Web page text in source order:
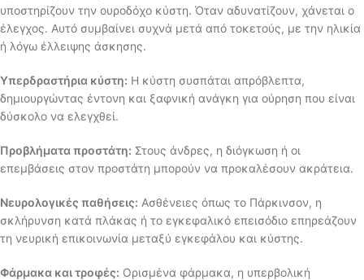
υποστηρίζουν την ουροδόχο κύστη. Όταν αδυνατίζουν, χάνεται ο
έλεγχος. Αυτό συμβαίνει συχνά μετά από τοκετούς, με την ηλικία
ή λόγω έλλειψης άσκησης.
Υπερδραστήρια κύστη: Η κύστη συσπάται απρόβλεπτα,
δημιουργώντας έντονη και ξαφνική ανάγκη για ούρηση που είναι
δύσκολο να ελεγχθεί.
Προβλήματα προστάτη: Στους άνδρες, η διόγκωση ή οι
επεμβάσεις στον προστάτη μπορούν να προκαλέσουν ακράτεια.
Νευρολογικές παθήσεις: Ασθένειες όπως το Πάρκινσον, η
σκλήρυνση κατά πλάκας ή το εγκεφαλικό επεισόδιο επηρεάζουν
τη νευρική επικοινωνία μεταξύ εγκεφάλου και κύστης.
Φάρμακα και τροφές: Ορισμένα φάρμακα, η υπερβολική